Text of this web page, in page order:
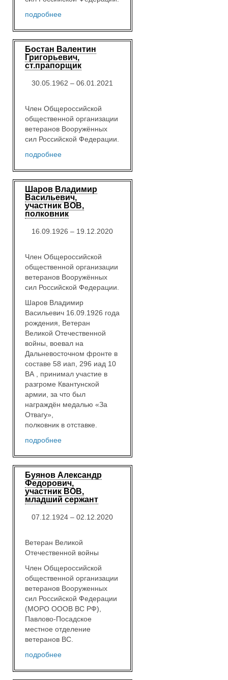
подробнее
Бостан Валентин
Григорьевич,
ст.прапорщик
30.05.1962 – 06.01.2021
Член Общероссийской
общественной организации
ветеранов Вооружённых
сил Российской Федерации.
подробнее
Шаров Владимир
Васильевич,
участник ВОВ,
полковник
16.09.1926 – 19.12.2020
Член Общероссийской
общественной организации
ветеранов Вооружённых
сил Российской Федерации.
Шаров Владимир
Васильевич 16.09.1926 года
рождения, Ветеран
Великой Отечественной
войны, воевал на
Дальневосточном фронте в
составе 58 иап, 296 иад 10
ВА , принимал участие в
разгроме Квантунской
армии, за что был
награждён медалью «За
Отвагу»,
полковник в отставке.
подробнее
Буянов Александр
Федорович,
участник ВОВ,
младший сержант
07.12.1924 – 02.12.2020
Ветеран Великой
Отечественной войны
Член Общероссийской
общественной организации
ветеранов Вооруженных
сил Российской Федерации
(МОРО ОООВ ВС РФ),
Павлово-Посадское
местное отделение
ветеранов ВС.
подробнее